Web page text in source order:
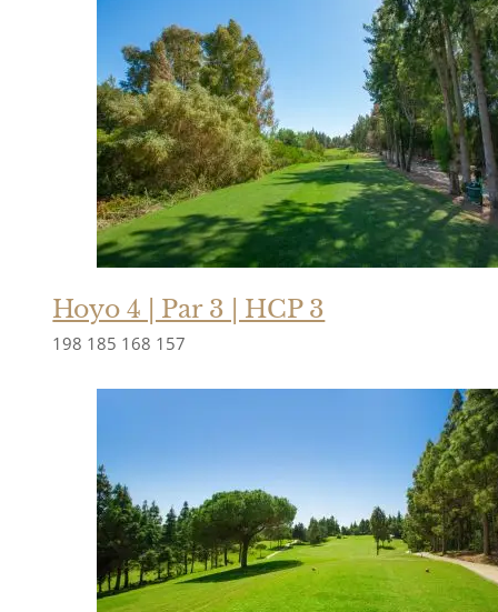
Hoyo 4 | Par 3 | HCP 3
198 185 168 157